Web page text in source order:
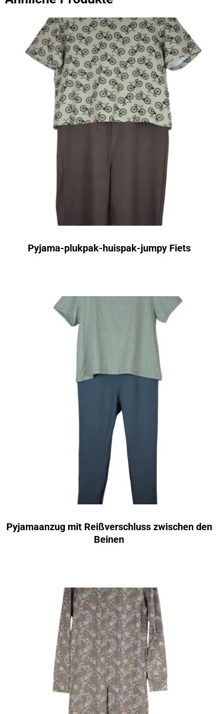
Pyjama-plukpak-huispak-jumpy Fiets
Pyjamaanzug mit Reißverschluss zwischen den
Beinen